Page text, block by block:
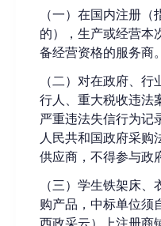
（一）在国内注册（
的），生产或经营本
备经营资格的服务商。
（ 二 ） 对在政府、行
行人、重大税收违法
严重违法失信行为记
人民共和国政府采购
供应商，不得参与政
（三）学生铁架床、
购产品，中标单位须
西政采云）上注册商